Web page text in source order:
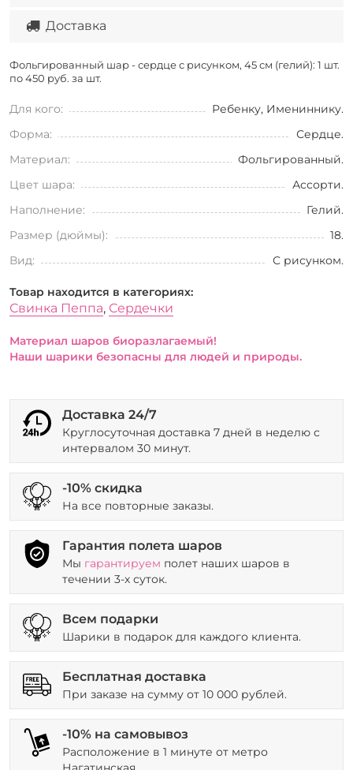
Доставка
Фольгированный шар - сердце с рисунком, 45 см (гелий): 1 шт.
по 450 руб. за шт.
Для кого:
Ребенку, Имениннику.
Форма:
Сердце.
Материал:
Фольгированный.
Цвет шара:
Ассорти.
Наполнение:
Гелий.
Размер (дюймы):
18.
Вид:
С рисунком.
Товар находится в категориях:
Свинка Пеппа, Сердечки
Материал шаров биоразлагаемый!
Наши шарики безопасны для людей и природы.
Доставка 24/7
Круглосуточная доставка 7 дней в неделю с
интервалом 30 минут.
-10% скидка
На все повторные заказы.
Гарантия полета шаров
Мы гарантируем полет наших шаров в
течении 3-х суток.
Всем подарки
Шарики в подарок для каждого клиента.
Бесплатная доставка
При заказе на сумму от 10 000 рублей.
-10% на самовывоз
Расположение в 1 минуте от метро